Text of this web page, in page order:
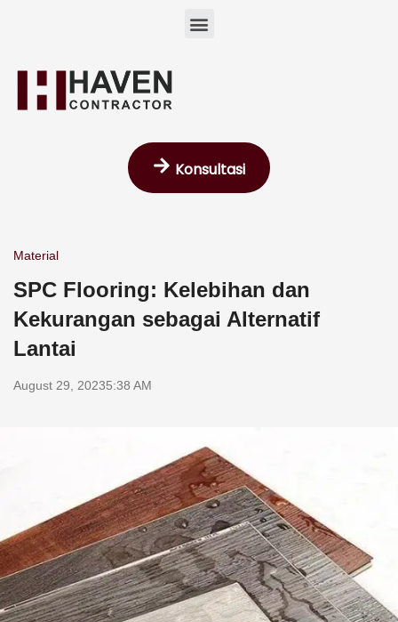
Menu
Konsultasi
Material
SPC Flooring: Kelebihan dan
Kekurangan sebagai Alternatif
Lantai
August 29, 20235:38 AM